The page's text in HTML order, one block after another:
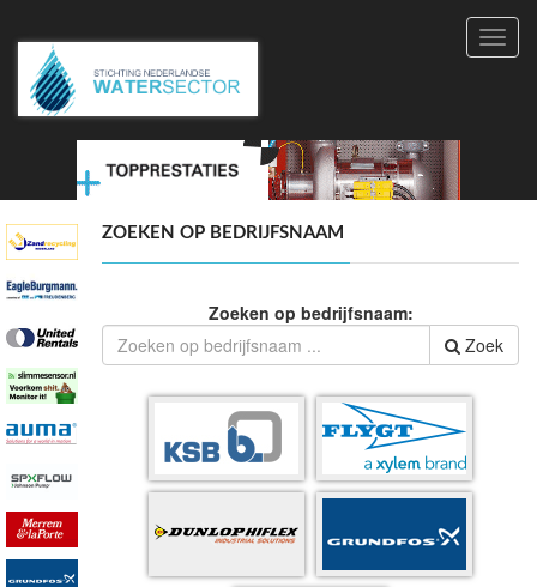
ZOEKEN OP BEDRIJFSNAAM
Zoeken op bedrijfsnaam:
Zoek